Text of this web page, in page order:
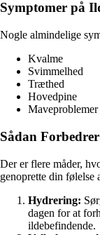
Symptomer på
Nogle almindelige
Kvalme
Svimmelhed
Træthed
Hovedpine
Maveproblemer
Sådan
Der er flere måder,
genoprette din
Hydrering:
dagen for at
ildebefindende.